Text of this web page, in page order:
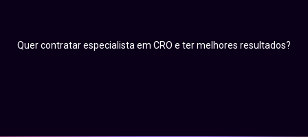
Quer contratar especialista em CRO e ter melhores resultados?